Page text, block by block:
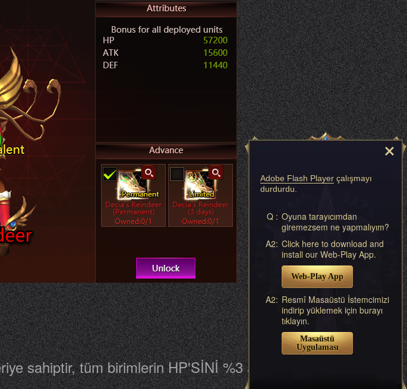
sahiptir, tüm birimlerin HP'SİNİ %3 artırabilir!
Adobe Flash Player çalışmayı
durdurdu.
Q : Oyuna tarayıcımdan
giremezsem ne yapmalıyım?
A2: Click here to download and
install our Web-Play App.
Web-Play App
A2: Resmî Masaüstü İstemcimizi
indirip yüklemek için burayı
tıklayın.
Masaüstü
Uygulaması